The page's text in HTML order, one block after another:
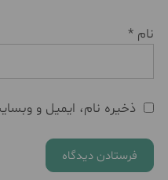
نام *
ذخیره نام، ایمیل و